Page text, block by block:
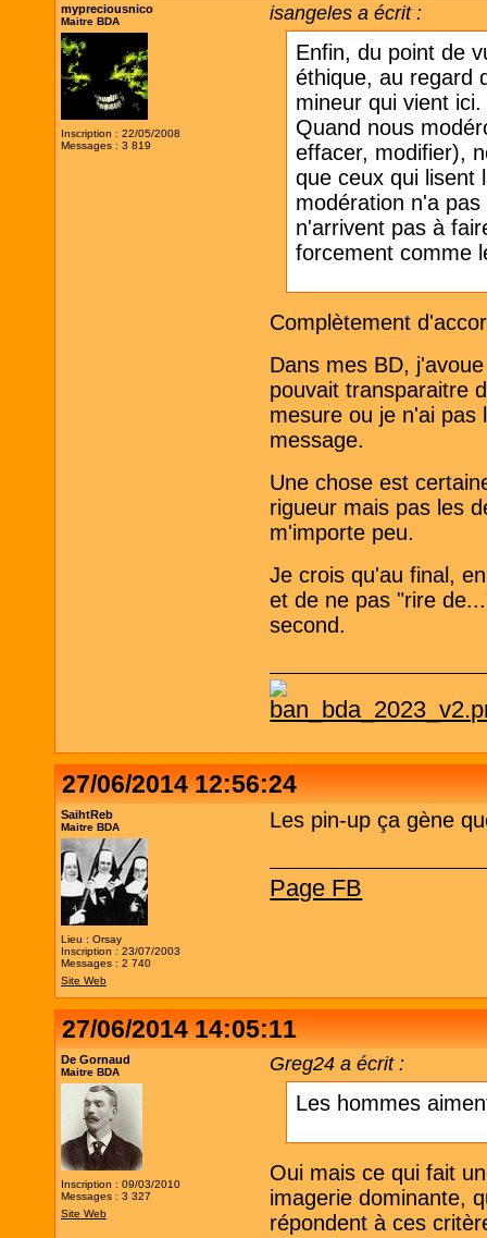
mypreciousnico
Maitre BDA
Inscription : 22/05/2008
Messages : 3 819
isangeles a écrit :
Enfin, du point de
éthique, au regard
mineur qui vient
Quand nous
effacer, modifier),
que ceux qui lisent
modération n'a
n'arrivent pas à
forcement comme
Complètement
Dans mes BD,
pouvait transparaitre
mesure ou je n'ai pas
message.
Une chose est
rigueur mais pas les
m'importe peu.
Je crois qu'au final,
et de ne pas "rire
second.
27/06/2014 12:56:24
SaihtReb
Maitre BDA
Lieu : Orsay
Inscription : 23/07/2003
Messages : 2 740
Site Web
Les pin-up ça gène
Page FB
27/06/2014 14:05:11
De Gornaud
Maitre BDA
Inscription : 09/03/2010
Messages : 3 327
Site Web
Greg24 a écrit :
Les hommes
Oui mais ce qui fait
imagerie dominante,
répondent à ces